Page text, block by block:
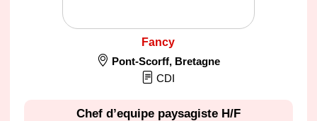
Fancy
Pont-Scorff, Bretagne
CDI
Chef d’equipe paysagiste H/F